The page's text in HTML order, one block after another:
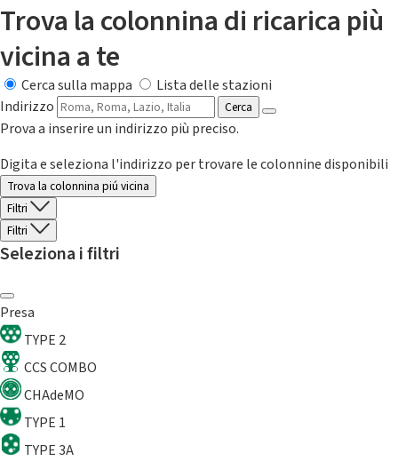
Trova la colonnina di ricarica più
vicina a te
Cerca sulla mappa
Lista delle stazioni
Indirizzo
Cerca
Prova a inserire un indirizzo più preciso.
Digita e seleziona l'indirizzo per trovare le colonnine disponibili
Trova la colonnina piú vicina
Filtri
Filtri
Seleziona i filtri
Presa
TYPE 2
CCS COMBO
CHAdeMO
TYPE 1
TYPE 3A